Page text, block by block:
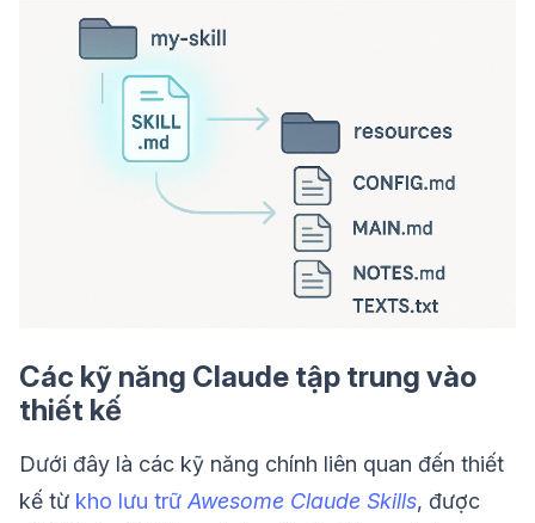
Các kỹ năng Claude tập trung vào
thiết kế
Dưới đây là các kỹ năng chính liên quan đến thiết
kế từ kho lưu trữ Awesome Claude Skills, được